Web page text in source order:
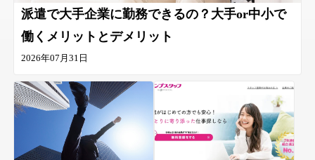
派遣で大手企業に勤務できるの？大手or中小で
働くメリットとデメリット
2026年07月31日